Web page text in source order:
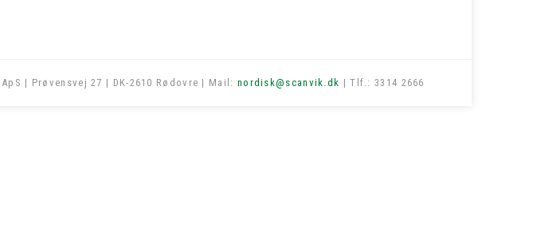
| Prøvensvej 27 | DK-2610 Rødovre | Mail: nordisk@scanvik.dk | Tlf.: 3314 2666